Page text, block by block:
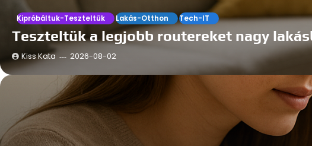
Kipróbáltuk-Teszteltük Lakás-Otthon Tech-IT
Teszteltük a legjobb routereket nagy
Kiss Kata 2026-08-02